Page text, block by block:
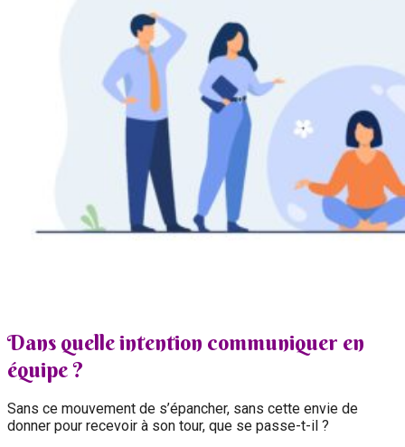
Dans quelle intention communiquer en
équipe ?
Sans ce mouvement de s’épancher, sans cette envie de
donner pour recevoir à son tour, que se passe-t-il ?